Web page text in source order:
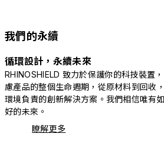
我們的永續
循環設計，永續未來
RHINOSHIELD 致力於保護你的科技裝置
慮產品的整個生命週期，從原材料到回收
環境負責的創新解決方案。我們相信唯有
好的未來。
瞭解更多